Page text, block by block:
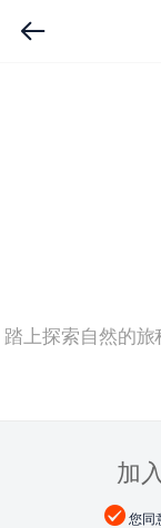
踏上探索自然的
加
您同